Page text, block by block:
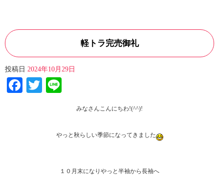
軽トラ完売御礼
投稿日 2024年10月29日
Facebook
Twitter
みなさんこんにちわ!(^^)!
やっと秋らしい季節になってきました
１０月末になりやっと半袖から長袖へ